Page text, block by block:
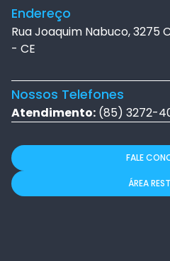
Endereço
Rua Joaquim Nabuco, 3275
- CE
Nossos Telefones
Atendimento: (85) 3272-
FALE
ÁREA